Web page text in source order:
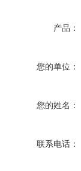
产品：
您的单位：
您的姓名：
联系电话：